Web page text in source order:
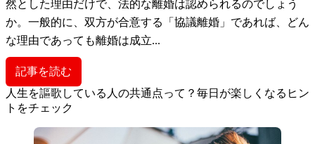
然とした理由だけで、法的な離婚は認められるのでしょう
か。一般的に、双方が合意する「協議離婚」であれば、どん
な理由であっても離婚は成立...
記事を読む
人生を謳歌している人の共通点って？毎日が楽しくなるヒン
トをチェック